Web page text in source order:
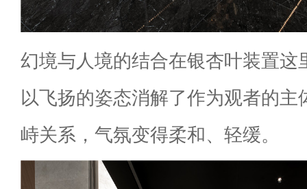
幻境与人境的结合在银杏叶装置这
以飞扬的姿态消解了作为观者的主
峙关系，气氛变得柔和、轻缓。